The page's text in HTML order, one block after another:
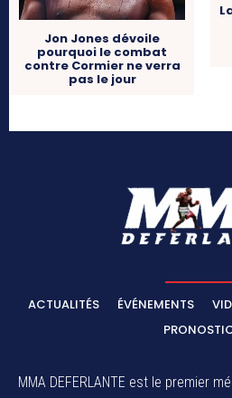
Jon Jones dévoile
pourquoi le combat
contre Cormier ne verra
pas le jour
ACTUALITÉS ÉVÉNEMENTS
MMA DEFERLANTE est le premier